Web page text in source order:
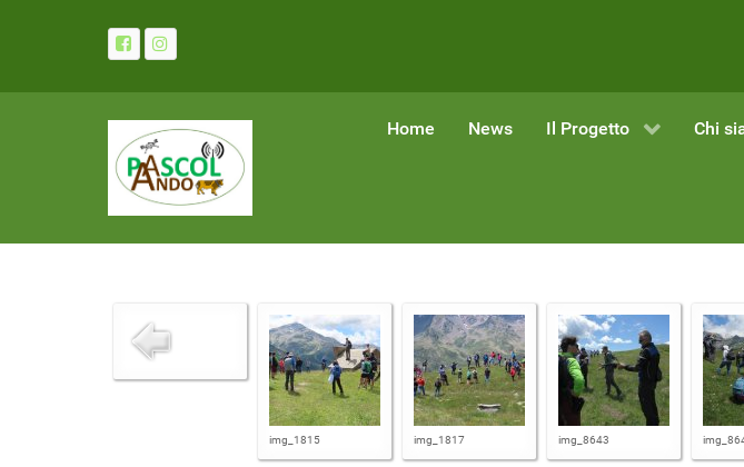
Home News Il Progetto Chi
img_1815 img_1817 img_8643